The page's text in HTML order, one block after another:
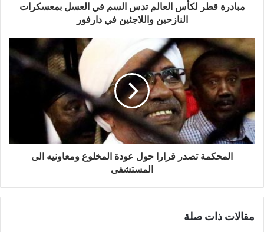
مبادرة قطر لكأس العالم تدس السم في العسل بمعسكرات
النازحين واللاجئين في دارفور
المحكمة تصدر قرارا حول عودة المخلوع ومعاونيه الى
المستشفى
مقالات ذات صلة